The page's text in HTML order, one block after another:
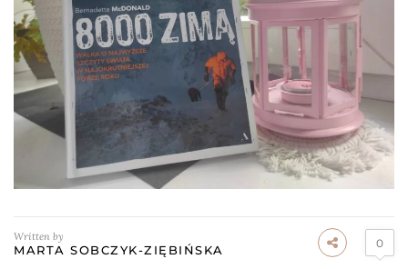
Written by
MARTA SOBCZYK-ZIĘBIŃSKA 0